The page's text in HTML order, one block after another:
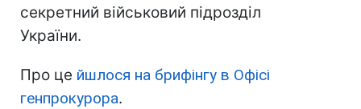
секретний військовий підрозділ
України.
Про це йшлося на брифінгу в Офісі
генпрокурора.